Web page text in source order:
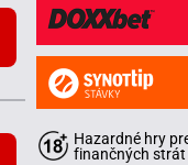
Hazardné hry
finančných strát